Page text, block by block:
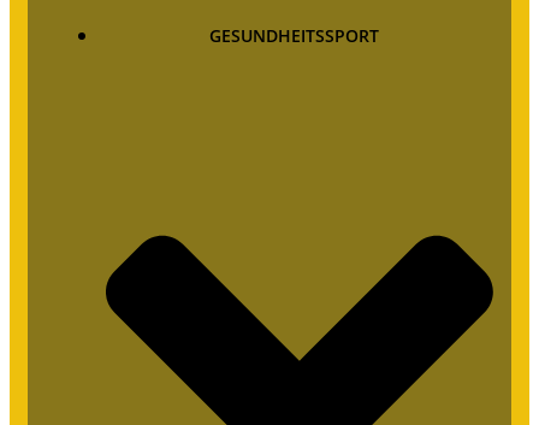
GESUNDHEITSSPORT